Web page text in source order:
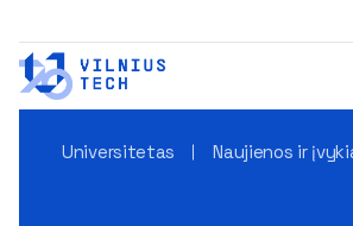
Universitetas Naujienos ir